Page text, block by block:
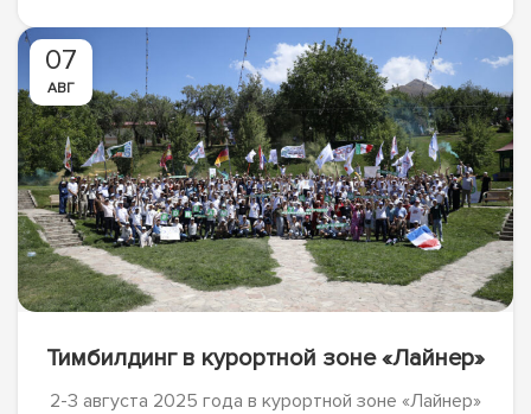
07
АВГ
Тимбилдинг в курортной зоне «Лайнер»
2-3 августа 2025 года в курортной зоне «Лайнер»